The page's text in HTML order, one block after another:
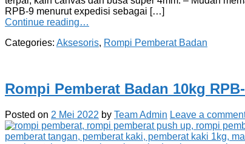
RPB-9 menurut expedisi sebagai […]
Continue reading…
Categories: Aksesoris, Rompi Pemberat Badan
Rompi Pemberat Badan 10kg
Posted on 2 Mei 2022 by Team Admin Leave a